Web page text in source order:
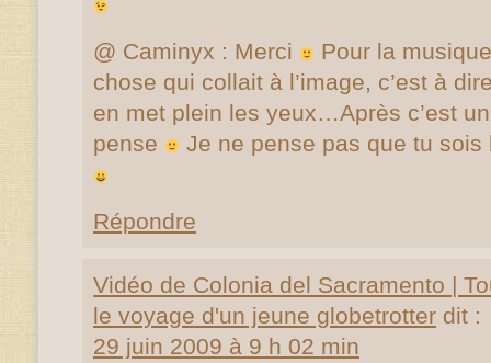
@ Caminyx : Merci
Pour la
chose qui collait à l’image, c’est à
en met plein les yeux…Après c’est
pense
Je ne pense pas que tu
Répondre
Vidéo de Colonia del Sacramento |
le voyage d'un jeune globetrotter dit :
29 juin 2009 à 9 h 02 min